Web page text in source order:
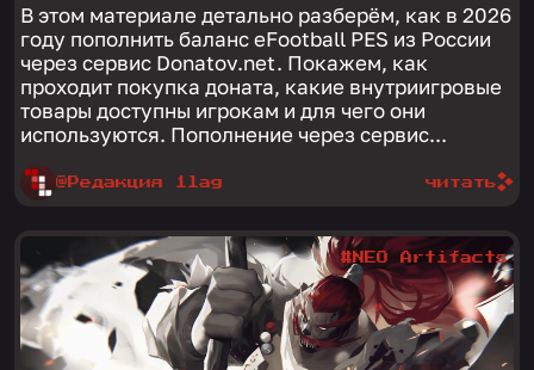
В этом материале детально разберём, как в 2026
году пополнить баланс eFootball PES из России
через сервис Donatov.net. Покажем, как
проходит покупка доната, какие внутриигровые
товары доступны игрокам и для чего они
используются. Пополнение через сервис...
@Редакция 1lag читать
#NEO Artifacts